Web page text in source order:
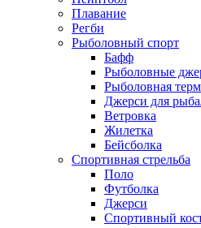
Плавание
Регби
Рыболовный спорт
Бафф
Рыболовные
Рыболовная
Джерси для
Ветровка
Жилетка
Бейсболка
Спортивная стрельба
Поло
Футболка
Джерси
Спортивный